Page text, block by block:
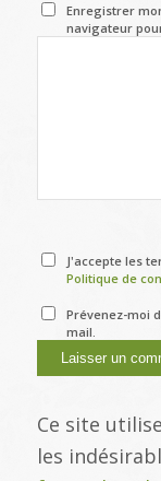
Enregistrer
navigateur
J'accepte les
Politique de
Prévenez-moi
mail.
Ce site
les